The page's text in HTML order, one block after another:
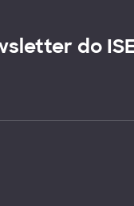
do